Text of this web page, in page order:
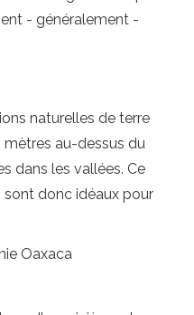
- généralement -
naturelles de terre
au-dessus du
dans les vallées. Ce
donc idéaux pour
Oaxaca